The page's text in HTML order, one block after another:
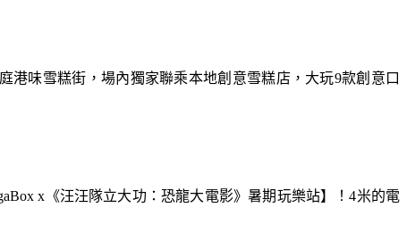
港味雪糕街，場內獨家聯乘本地創意雪糕店，大玩9款創意口
x《汪汪隊立大功：恐龍大電影》暑期玩樂站】！4米的電